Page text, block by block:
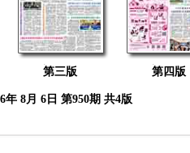
第三版 第四版
年 8月 6日 第950期 共4版